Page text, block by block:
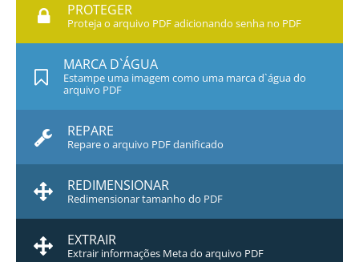
PROTEGER
Proteja o arquivo PDF adicionando senha no PDF
MARCA D`ÁGUA
Estampe uma imagem como uma marca d`água do
arquivo PDF
REPARE
Repare o arquivo PDF danificado
REDIMENSIONAR
Redimensionar tamanho do PDF
EXTRAIR
Extrair informações Meta do arquivo PDF